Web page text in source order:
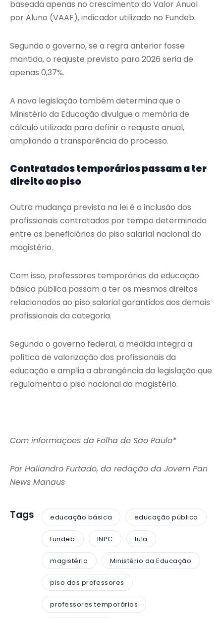
baseada apenas no crescimento do Valor Anual
por Aluno (VAAF), indicador utilizado no Fundeb.
Segundo o governo, se a regra anterior fosse
mantida, o reajuste previsto para 2026 seria de
apenas 0,37%.
A nova legislação também determina que o
Ministério da Educação divulgue a memória de
cálculo utilizada para definir o reajuste anual,
ampliando a transparência do processo.
Contratados temporários passam a ter
direito ao piso
Outra mudança prevista na lei é a inclusão dos
profissionais contratados por tempo determinado
entre os beneficiários do piso salarial nacional do
magistério.
Com isso, professores temporários da educação
básica pública passam a ter os mesmos direitos
relacionados ao piso salarial garantidos aos demais
profissionais da categoria.
Segundo o governo federal, a medida integra a
política de valorização dos profissionais da
educação e amplia a abrangência da legislação que
regulamenta o piso nacional do magistério.
Com informaçoes da Folha de São Paulo*
Por Haliandro Furtado, da redação da Jovem Pan
News Manaus
Tags educação básica educação pública
fundeb INPC lula
magistério Ministério da Educação
piso dos professores
professores temporários